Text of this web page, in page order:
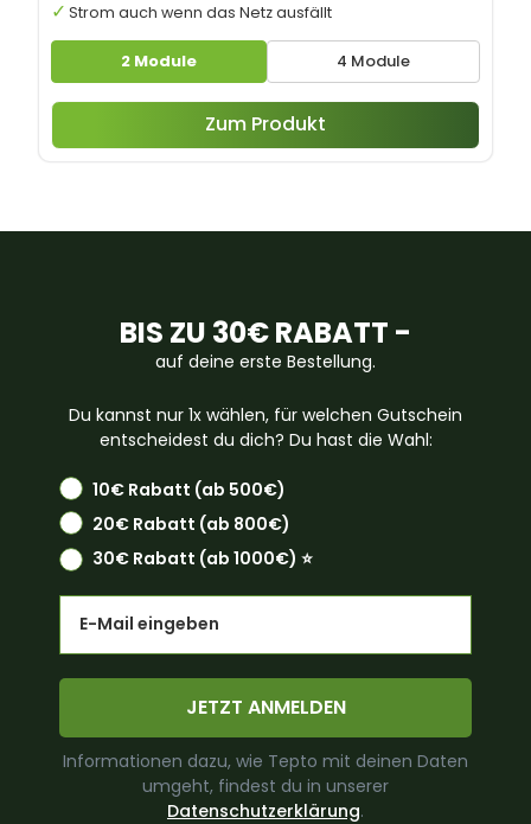
2 Module 4 Module
Strom auch wenn das Netz ausfällt
Zum Produkt
BIS ZU 30€ RABATT -
auf deine erste Bestellung.
Du kannst nur 1x wählen, für welchen Gutschein
entscheidest du dich? Du hast die Wahl:
10€ Rabatt (ab 500€)
20€ Rabatt (ab 800€)
30€ Rabatt (ab 1000€) ⭐️
JETZT ANMELDEN
Informationen dazu, wie Tepto mit deinen Daten
umgeht, findest du in unserer
Datenschutzerklärung.